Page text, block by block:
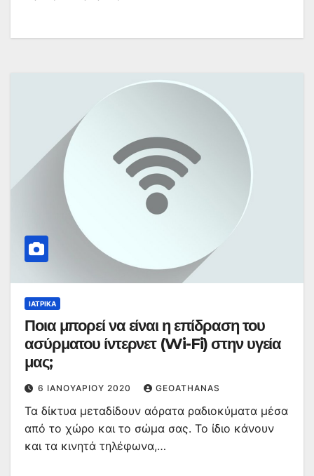
ΙΑΤΡΙΚΆ
Ποια μπορεί να είναι η επίδραση του
ασύρματου ίντερνετ (Wi-Fi) στην υγεία
μας;
6 ΙΑΝΟΥΑΡΊΟΥ 2020 GEOATHANAS
Τα δίκτυα μεταδίδουν αόρατα ραδιοκύματα μέσα
από το χώρο και το σώμα σας. Το ίδιο κάνουν
και τα κινητά τηλέφωνα,…